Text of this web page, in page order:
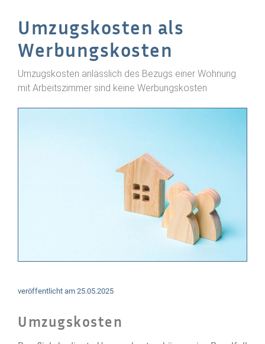
Umzugskosten als
Werbungskosten
Umzugskosten anlässlich des Bezugs einer Wohnung
mit Arbeitszimmer sind keine Werbungskosten
veröffentlicht am 25.05.2025
Umzugskosten